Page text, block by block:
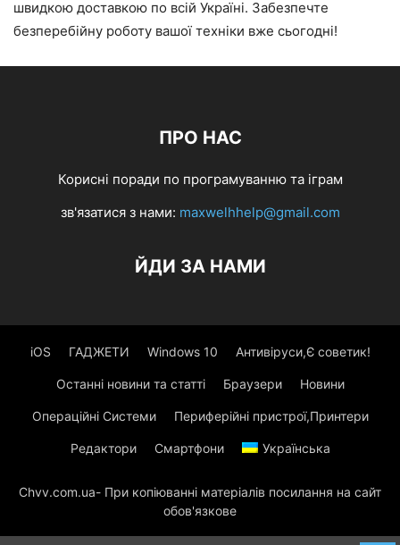
швидкою доставкою по всій Україні. Забезпечте
безперебійну роботу вашої техніки вже сьогодні!
ПРО НАС
Корисні поради по програмуванню та іграм
зв'язатися з нами: maxwelhhelp@gmail.com
ЙДИ ЗА НАМИ
iOS ГАДЖЕТИ Windows 10 Антивіруси,Є советик!
Останні новини та статті Браузери Новини
Операційні Системи Периферійні пристрої,Принтери
Редактори Смартфони Українська
Chvv.com.ua- При копіюванні матеріалів посилання на сайт
обов'язкове